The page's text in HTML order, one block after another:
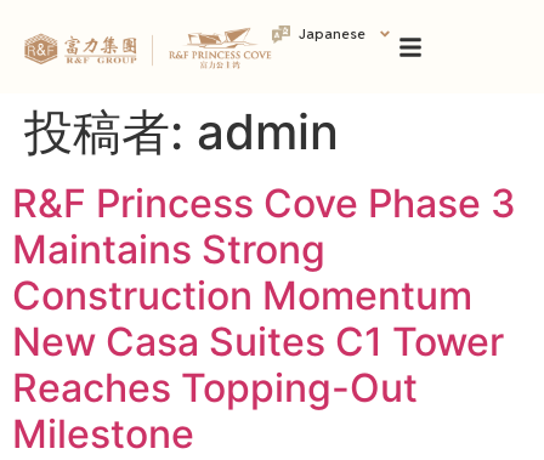
Japanese
投稿者: admin
R&F Princess Cove Phase 3
Maintains Strong
Construction Momentum
New Casa Suites C1 Tower
Reaches Topping-Out
Milestone